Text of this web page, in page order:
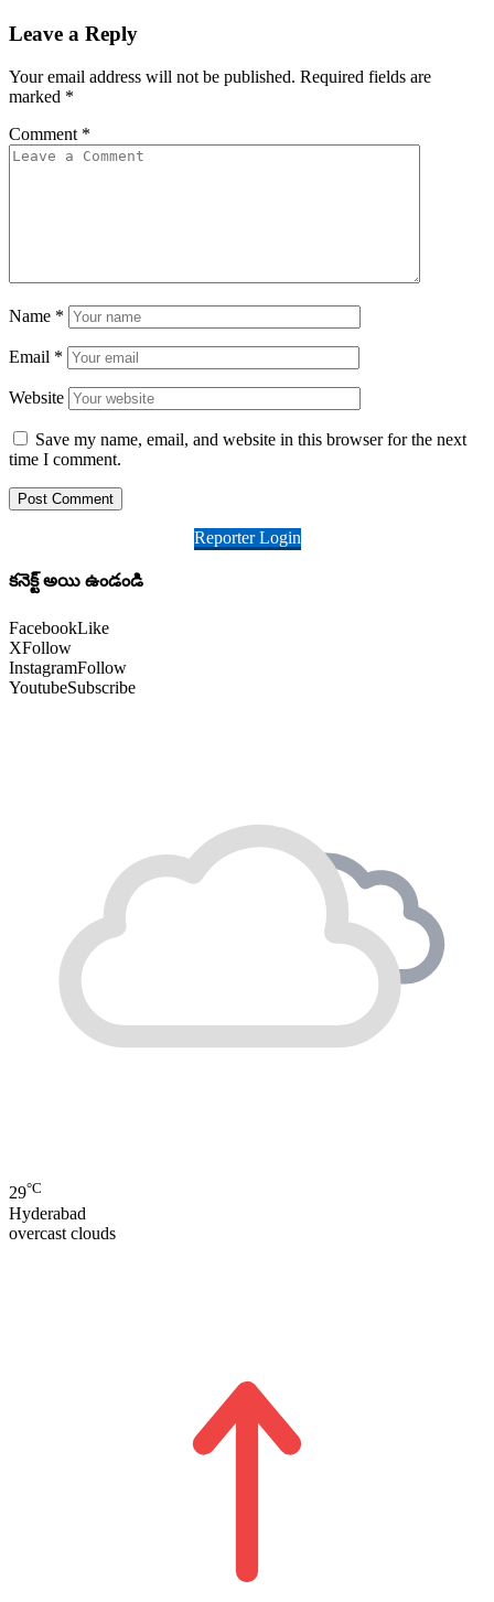
Leave a Reply
Your email address will not be published. Required fields are
marked *
Comment *
Name *
Email *
Website
Save my name, email, and website in this browser for the next
time I comment.
Reporter Login
కనెక్ట్ అయి ఉండండి
FacebookLike
XFollow
InstagramFollow
YoutubeSubscribe
29°C
Hyderabad
overcast clouds